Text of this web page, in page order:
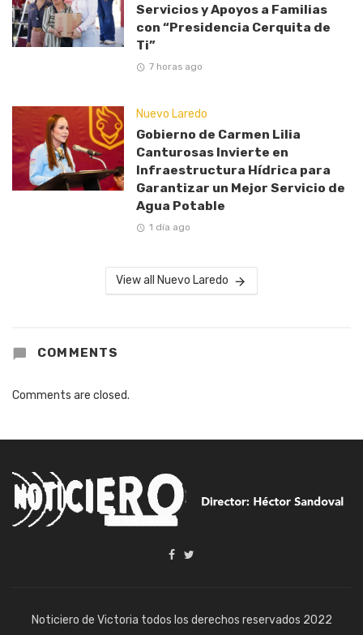
Servicios y Apoyos a Familias
con “Presidencia Cerquita de
Ti”
7 horas ago
Nuevo Laredo
Gobierno de Carmen Lilia
Canturosas Invierte en
Infraestructura Hídrica para
Garantizar un Mejor Servicio de
Agua Potable
1 día ago
View all Nuevo Laredo
COMMENTS
Comments are closed.
Noticiero de Victoria todos los derechos reservados 2022